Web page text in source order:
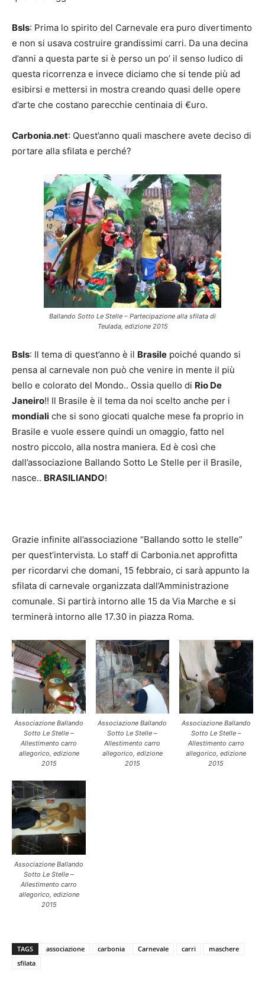
Bsls: Prima lo spirito del Carnevale era puro divertimento
e non si usava costruire grandissimi carri. Da una decina
d’anni a questa parte si è perso un po’ il senso ludico di
questa ricorrenza e invece diciamo che si tende più ad
esibirsi e mettersi in mostra creando quasi delle opere
d’arte che costano parecchie centinaia di €uro.
Carbonia.net: Quest’anno quali maschere avete deciso di
portare alla sfilata e perché?
Ballando Sotto Le Stelle – Partecipazione alla sfilata di
Teulada, edizione 2015
Bsls: Il tema di quest’anno è il Brasile poiché quando si
pensa al carnevale non può che venire in mente il più
bello e colorato del Mondo.. Ossia quello di Rio De
Janeiro!! Il Brasile è il tema da noi scelto anche per i
mondiali che si sono giocati qualche mese fa proprio in
Brasile e vuole essere quindi un omaggio, fatto nel
nostro piccolo, alla nostra maniera. Ed è così che
dall’associazione Ballando Sotto Le Stelle per il Brasile,
nasce.. BRASILIANDO!
Grazie infinite all’associazione “Ballando sotto le stelle”
per quest’intervista. Lo staff di Carbonia.net approfitta
per ricordarvi che domani, 15 febbraio, ci sarà appunto la
sfilata di carnevale organizzata dall’Amministrazione
comunale. Si partirà intorno alle 15 da Via Marche e si
terminerà intorno alle 17.30 in piazza Roma.
Associazione Ballando
Sotto Le Stelle –
Allestimento carro
allegorico, edizione
2015
Associazione Ballando
Sotto Le Stelle –
Allestimento carro
allegorico, edizione
2015
Associazione Ballando
Sotto Le Stelle –
Allestimento carro
allegorico, edizione
2015
Associazione Ballando
Sotto Le Stelle –
Allestimento carro
allegorico, edizione
2015
TAGS associazione carbonia Carnevale carri
maschere
sfilata